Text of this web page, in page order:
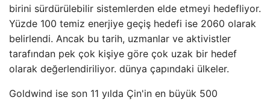
birini sürdürülebilir sistemlerden elde etmeyi hedefliyor.
Yüzde 100 temiz enerjiye geçiş hedefi ise 2060 olarak
belirlendi. Ancak bu tarih, uzmanlar ve aktivistler
tarafından pek çok kişiye göre çok uzak bir hedef
olarak değerlendiriliyor. dünya çapındaki ülkeler.
Goldwind ise son 11 yılda Çin'in en büyük 500